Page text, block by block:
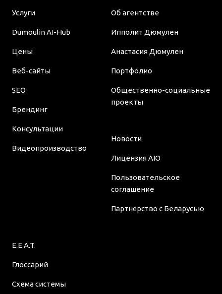
Услуги
Dumoulin AI-Hub
Цены
Веб-сайты
SEO
Брендинг
Консультации
Видеопроизводство
Об агентстве
Ипполит Дюмулен
Анастасия Дюмулен
Портфолио
Общественно-социальные
проекты
Новости
Лицензия AIO
Пользовательское
соглашение
Партнёрство с Беларусью
E.E.A.T.
Глоссарий
Схема системы